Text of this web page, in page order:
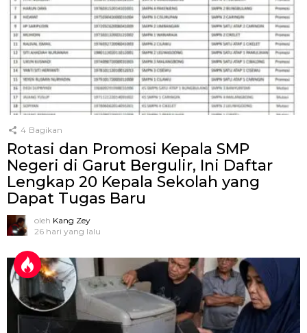
4 Bagikan
Rotasi dan Promosi Kepala SMP
Negeri di Garut Bergulir, Ini Daftar
Lengkap 20 Kepala Sekolah yang
Dapat Tugas Baru
oleh Kang Zey
26 hari yang lalu